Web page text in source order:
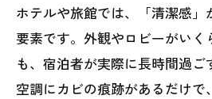
ホテルや旅館では、「清潔感」
要素です。外観やロビーがいく
も、宿泊者が実際に長時間過
空調にカビの痕跡があるだけで